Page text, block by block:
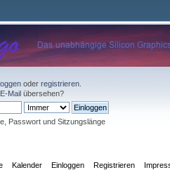
oder registrieren
Mail übersehen?
Passwort und Sitzungslänge
Kalender Einloggen Registrieren